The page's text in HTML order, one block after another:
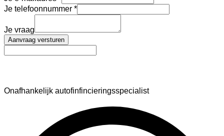
Je telefoonnummer
Je vraag
Aanvraag versturen
Onafhankelijk autofinfincieringsspecialist